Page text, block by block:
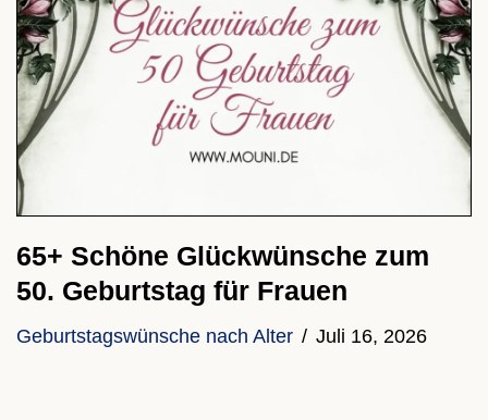
65+ Schöne Glückwünsche zum
50. Geburtstag für Frauen
Geburtstagswünsche nach Alter Juli 16, 2026